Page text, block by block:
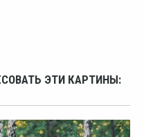
ЭТИ КАРТИНЫ: